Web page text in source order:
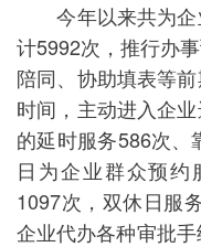
今年以来共为企
计5992次，推行办
陪同、协助填表等
时间，主动进入企
的延时服务586次
日为企业群众预
1097次，双休日服
企业代办各种审批